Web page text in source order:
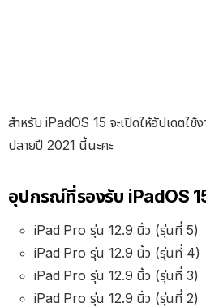
สำหรับ iPadOS 15 จะเปิดให้อัปเดตใ
ปลายปี 2021 นี้นะคะ
อุปกรณ์ที่รองรับ iPadOS
iPad Pro รุ่น 12.9 นิ้ว (รุ่นที่ 5)
iPad Pro รุ่น 12.9 นิ้ว (รุ่นที่ 4)
iPad Pro รุ่น 12.9 นิ้ว (รุ่นที่ 3)
iPad Pro รุ่น 12.9 นิ้ว (รุ่นที่ 2)